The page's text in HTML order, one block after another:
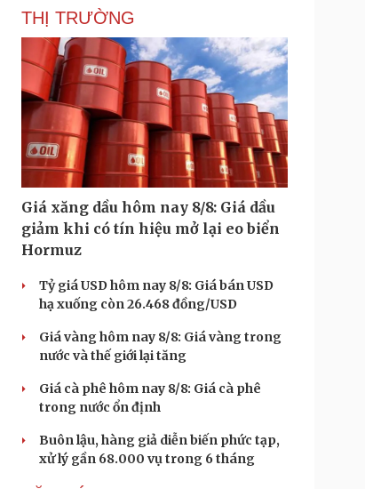
THỊ TRƯỜNG
Giá xăng dầu hôm nay 8/8: Giá dầu
giảm khi có tín hiệu mở lại eo biển
Hormuz
Tỷ giá USD hôm nay 8/8: Giá bán USD
hạ xuống còn 26.468 đồng/USD
Giá vàng hôm nay 8/8: Giá vàng trong
nước và thế giới lại tăng
Giá cà phê hôm nay 8/8: Giá cà phê
trong nước ổn định
Buôn lậu, hàng giả diễn biến phức tạp,
xử lý gần 68.000 vụ trong 6 tháng